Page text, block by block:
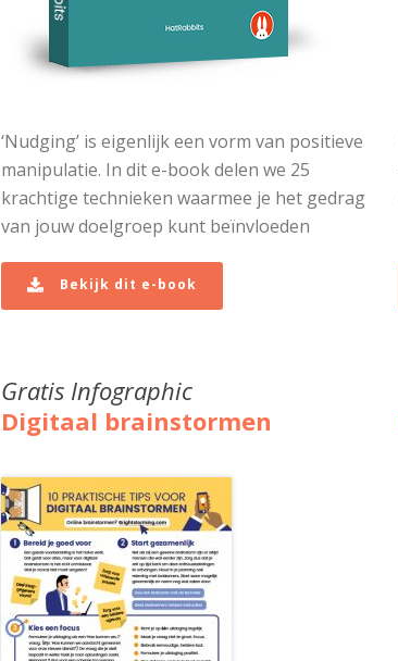
‘Nudging’ is eigenlijk een vorm van positieve
manipulatie. In dit e-book delen we 25
krachtige technieken waarmee je het gedrag
van jouw doelgroep kunt beïnvloeden
Bekijk dit e-book
Gratis Infographic
Digitaal brainstormen